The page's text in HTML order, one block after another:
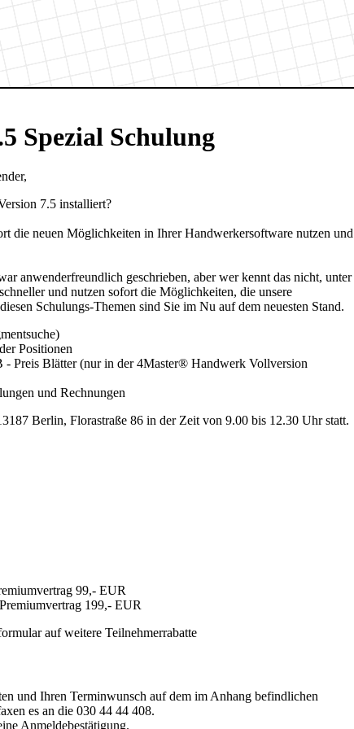
Spezial Schulung
7.5 installiert?
die neuen Möglichkeiten in Ihrer Handwerkersoftware nutzen und
anwenderfreundlich geschrieben, aber wer kennt das nicht, unter
und nutzen sofort die Möglichkeiten, die unsere
Schulungs-Themen sind Sie im Nu auf dem neuesten Stand.
Positionen
- Preis Blätter (nur in der 4Master® Handwerk Vollversion
und Rechnungen
Berlin, Florastraße 86 in der Zeit von 9.00 bis 12.30 Uhr statt.
99,- EUR
199,- EUR
auf weitere Teilnehmerrabatte
und Ihren Terminwunsch auf dem im Anhang befindlichen
es an die 030 44 44 408.
Anmeldebestätigung.